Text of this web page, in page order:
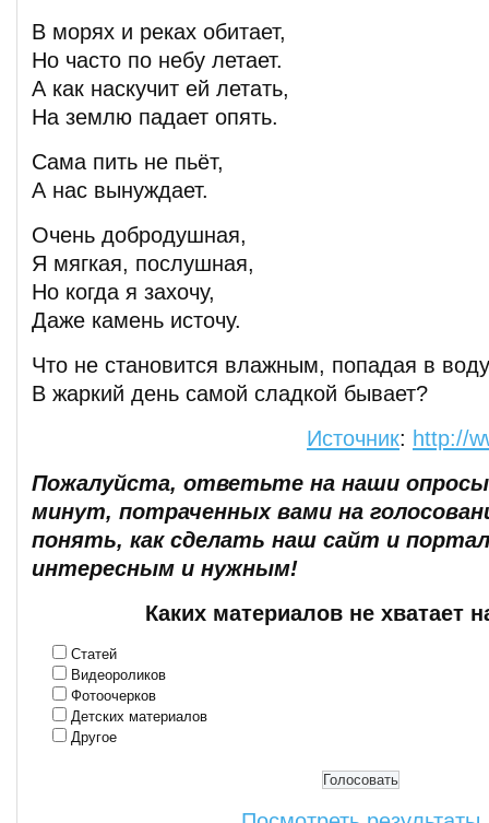
В морях и реках обитает,
Но часто по небу летает.
А как наскучит ей летать,
На землю падает опять.
Сама пить не пьёт,
А нас вынуждает.
Очень добродушная,
Я мягкая, послушная,
Но когда я захочу,
Даже камень источу.
Что не становится влажным, попадая в
В жаркий день самой сладкой бывает?
Источник: http://
Пожалуйста, ответьте на наши
минут, потраченных вами на
понять, как сделать наш сайт и
интересным и нужным!
Каких материалов не хватает
Статей
Видеороликов
Фотоочерков
Детских материалов
Другое